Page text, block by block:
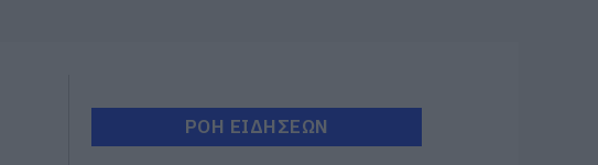
ΡΟΗ ΕΙΔΗΣΕΩΝ